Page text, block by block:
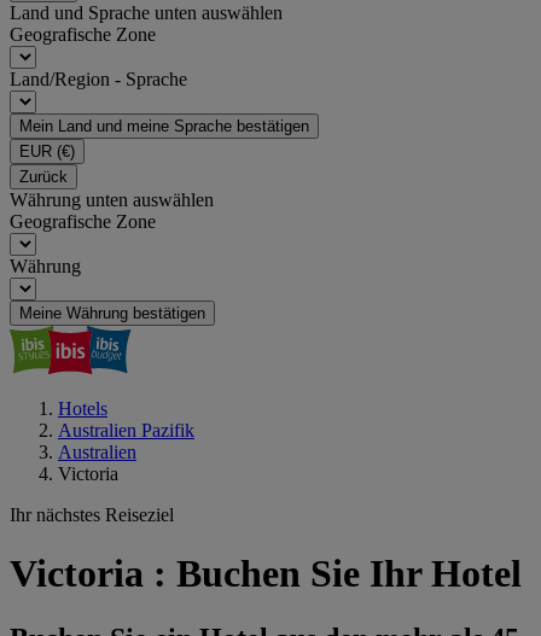
Land und Sprache unten auswählen
Geografische Zone
Land/Region - Sprache
Mein Land und meine Sprache bestätigen
EUR (€)
Zurück
Währung unten auswählen
Geografische Zone
Währung
Meine Währung bestätigen
Hotels
Australien Pazifik
Australien
Victoria
Ihr nächstes Reiseziel
Victoria : Buchen Sie Ihr Hotel